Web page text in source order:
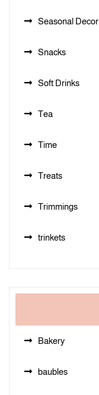
Seasonal Decor
Snacks
Soft Drinks
Tea
Time
Treats
Trimmings
trinkets
Bakery
baubles